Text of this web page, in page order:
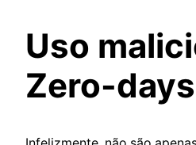
Uso
Zero-days